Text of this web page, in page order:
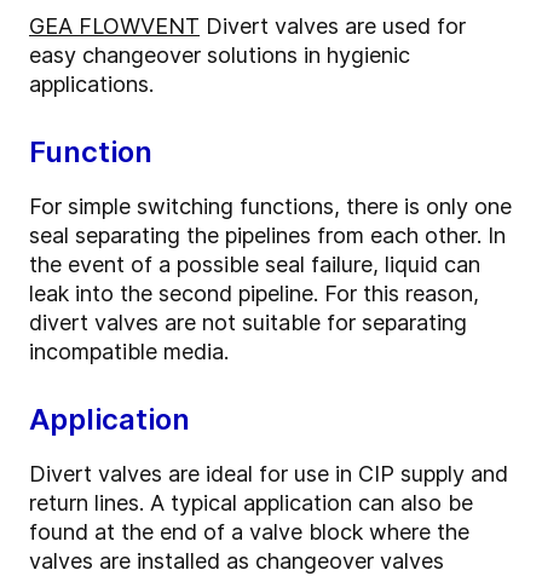
GEA FLOWVENT Divert valves are used for
easy changeover solutions in hygienic
applications.
Function
For simple switching functions, there is only one
seal separating the pipelines from each other. In
the event of a possible seal failure, liquid can
leak into the second pipeline. For this reason,
divert valves are not suitable for separating
incompatible media.
Application
Divert valves are ideal for use in CIP supply and
return lines. A typical application can also be
found at the end of a valve block where the
valves are installed as changeover valves